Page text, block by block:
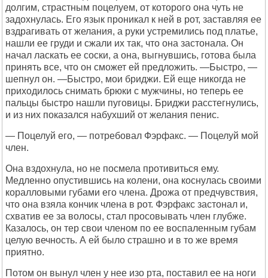
долгим, страстным поцелуем, от которого она чуть не
задохнулась. Его язык проникал к ней в рот, заставляя ее
вздрагивать от желания, а руки устремились под платье,
нашли ее груди и сжали их так, что она застонала. Он
начал ласкать ее соски, а она, выгнувшись, готова была
принять все, что он сможет ей предложить. —Быстро, —
шепнул он. —Быстро, мои бриджи. Ей еще никогда не
приходилось снимать брюки с мужчины, но теперь ее
пальцы быстро нашли пуговицы. Бриджи расстегнулись,
и из них показался набухший от желания пенис.
— Поцелуй его, — потребовал Фэрфакс. — Поцелуй мой
член.
Она вздохнула, но не посмела противиться ему.
Медленно опустившись на колени, она коснулась своими
коралловыми губами его члена. Дрожа от предчувствия,
что она взяла кончик члена в рот. Фэрфакс застонал и,
схватив ее за волосы, стал просовывать член глубже.
Казалось, он тер свои членом по ее воспаленным губам
целую вечность. А ей было страшно и в то же время
приятно.
Потом он вынул член у нее изо рта, поставил ее на ноги